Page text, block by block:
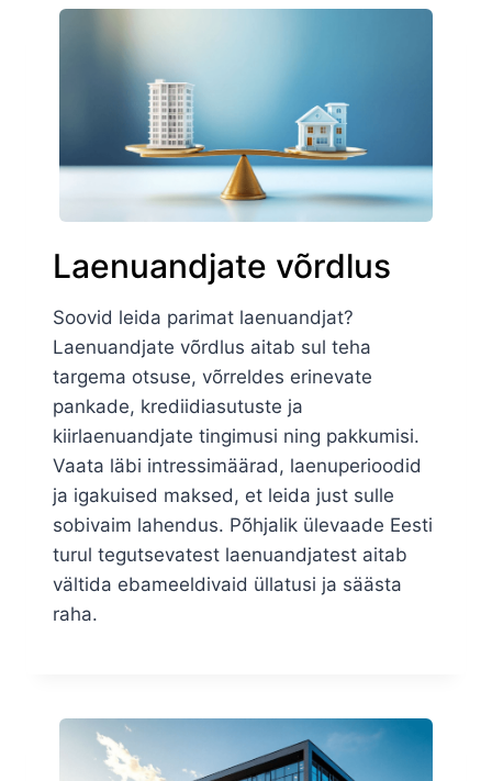
Laenuandjate võrdlus
Soovid leida parimat laenuandjat?
Laenuandjate võrdlus aitab sul teha
targema otsuse, võrreldes erinevate
pankade, krediidiasutuste ja
kiirlaenuandjate tingimusi ning pakkumisi.
Vaata läbi intressimäärad, laenuperioodid
ja igakuised maksed, et leida just sulle
sobivaim lahendus. Põhjalik ülevaade Eesti
turul tegutsevatest laenuandjatest aitab
vältida ebameeldivaid üllatusi ja säästa
raha.